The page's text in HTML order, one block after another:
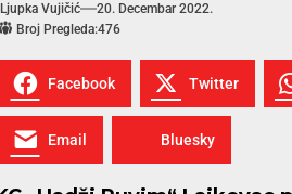
Ljupka Vujičić
20. Decembar 2022.
Broj Pregleda:476
Facebook Twitter
Email Bluesky